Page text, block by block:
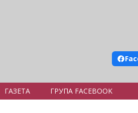
ГАЗЕТА ГРУПА FACEBOOK